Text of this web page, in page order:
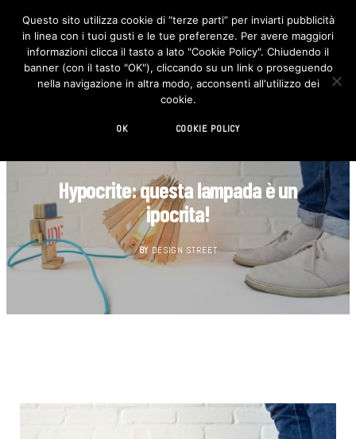
F
c
e
b
o
I
n
s
t
Hypocrite: questa lampada è un
ipocrita!
BY DESIGN STREET
Questo sito utilizza cookie di “terze parti” per inviarti pubblicità
in linea con i tuoi gusti e le tue preferenze. Per avere maggiori
informazioni clicca il tasto a lato "Cookie Policy". Chiudendo il
banner (con il tasto "OK"), cliccando su un link o proseguendo
nella navigazione in altra modo, acconsenti all'utilizzo dei
cookie.
OK COOKIE POLICY